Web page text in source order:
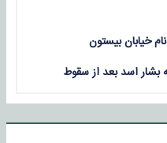
خیابان بیستون
بشار اسد بعد از سقوط